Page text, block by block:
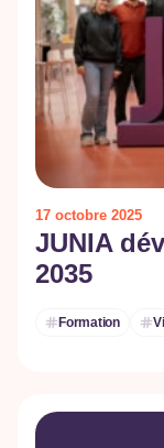
17 octobre 2025
JUNIA
2035
Formation